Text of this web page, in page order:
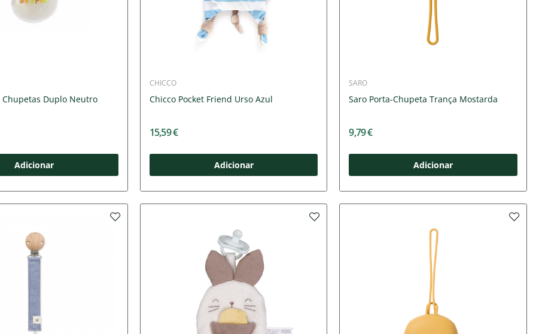
Chupetas Duplo Neutro
Adicionar
CHICCO
Chicco Pocket Friend Urso Azul
15,59 €
Adicionar
SARO
Saro Porta-Chupeta Trança Mostarda
9,79 €
Adicionar